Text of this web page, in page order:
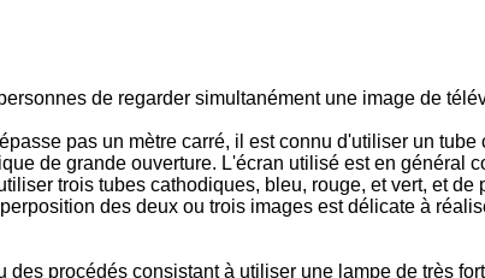
de regarder simultanément une image de
pas un mètre carré, il est connu d'utiliser un
de grande ouverture. L'écran utilisé est en général
trois tubes cathodiques, bleu, rouge, et vert, et
des deux ou trois images est délicate à
procédés consistant à utiliser une lampe de très